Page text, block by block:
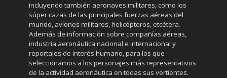
incluyendo también aeronaves militares, como los
súper cazas de las principales fuerzas aéreas del
mundo, aviones militares, helicópteros, etcétera.
Además de información sobre compañías aéreas,
industria aeronáutica nacional e internacional y
reportajes de interés humano, para los que
seleccionamos a los personajes más representativos
de la actividad aeronáutica en todas sus vertientes.